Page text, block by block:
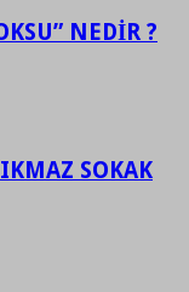
NEDİR ?
SOKAK